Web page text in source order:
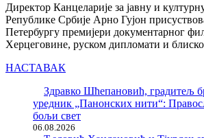
Директор Канцеларије за јавну и
Републике Србије Арно Гујон
Петербургу премијери документарног
Херцеговине, руском дипломати и
НАСТАВАК
Здравко Шћепановић, градитељ
уредник „Панонских нити“:
бољи свет
06.08.2026